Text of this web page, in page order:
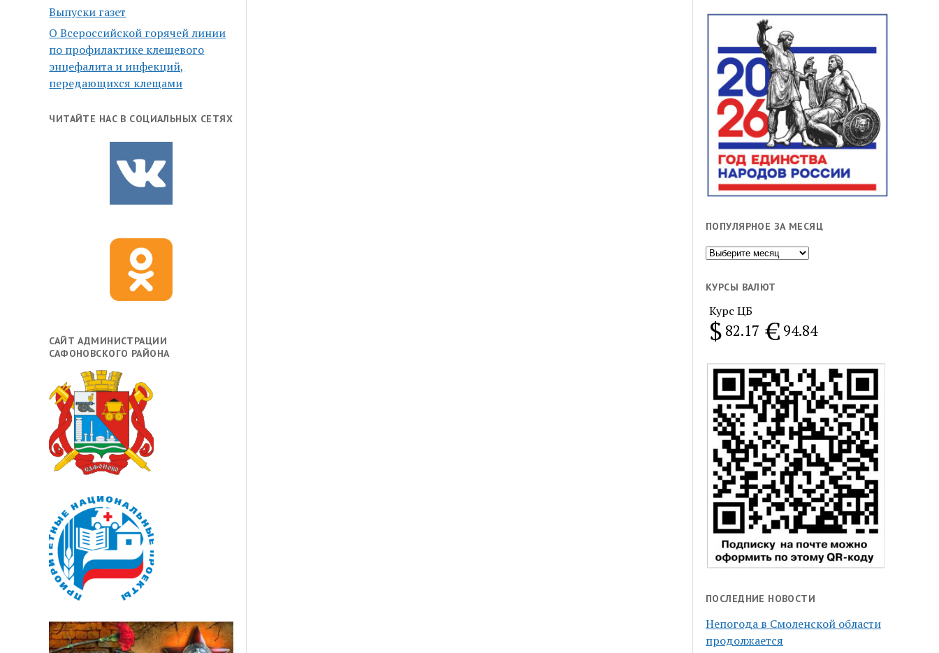
Выпуски газет
О Всероссийской горячей линии
по профилактике клещевого
энцефалита и инфекций,
передающихся клещами
ЧИТАЙТЕ НАС В СОЦИАЛЬНЫХ СЕТЯХ
САЙТ АДМИНИСТРАЦИИ
САФОНОВСКОГО РАЙОНА
ПОПУЛЯРНОЕ ЗА МЕСЯЦ
Популярное
месяц
КУРСЫ ВАЛЮТ
Курс ЦБ
$ 82.17 € 94.84
ПОСЛЕДНИЕ НОВОСТИ
Непогода в Смоленской области
продолжается